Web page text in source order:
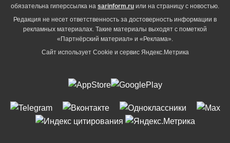
обязательна гиперссылка на sarinform.ru или на страницу с новостью.
Редакция не несет ответственность за достоверность информации в
рекламных материалах. Такие материалы выходят с пометкой
«Партнёрский материал» и «Реклама».
Сайт использует Cookie и сервиc Яндекс.Метрика